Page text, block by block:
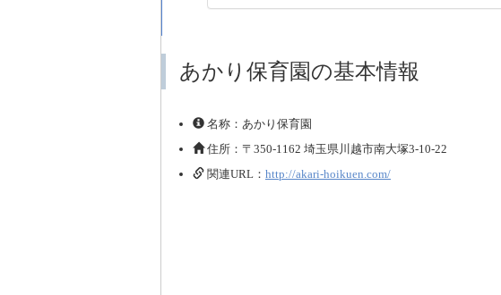
あかり保育園の基本情報
名称：あかり保育園
住所：〒350-1162 埼玉県川越市南大塚3-10-22
関連URL： http://akari-hoikuen.com/